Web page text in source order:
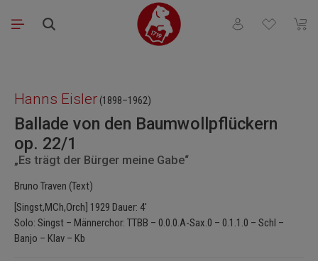
Zum Hauptinhalt springen
Du hast 0
Hanns Eisler (1898–1962)
Ballade von den Baumwollpflückern
op. 22/1
„Es trägt der Bürger meine Gabe“
Bruno Traven (Text)
[Singst,MCh,Orch] 1929 Dauer: 4'
Solo: Singst – Männerchor: TTBB – 0.0.0.A-Sax.0 – 0.1.1.0 – Schl –
Banjo – Klav – Kb